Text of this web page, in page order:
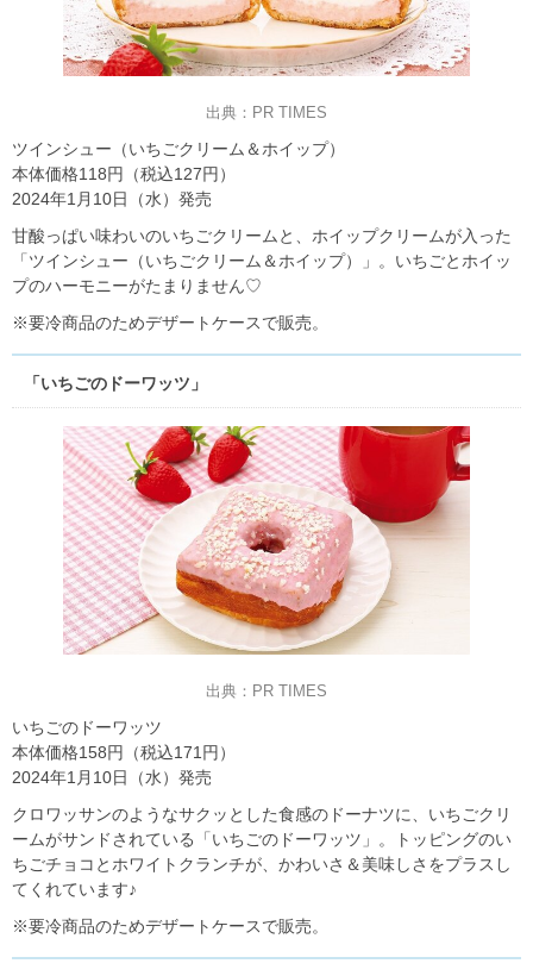
出典：PR TIMES
ツインシュー（いちごクリーム＆ホイップ）
本体価格118円（税込127円）
2024年1月10日（水）発売
甘酸っぱい味わいのいちごクリームと、ホイップクリームが入った
「ツインシュー（いちごクリーム＆ホイップ）」。いちごとホイッ
プのハーモニーがたまりません♡
※要冷商品のためデザートケースで販売。
「いちごのドーワッツ」
出典：PR TIMES
いちごのドーワッツ
本体価格158円（税込171円）
2024年1月10日（水）発売
クロワッサンのようなサクッとした食感のドーナツに、いちごクリ
ームがサンドされている「いちごのドーワッツ」。トッピングのい
ちごチョコとホワイトクランチが、かわいさ＆美味しさをプラスし
てくれています♪
※要冷商品のためデザートケースで販売。